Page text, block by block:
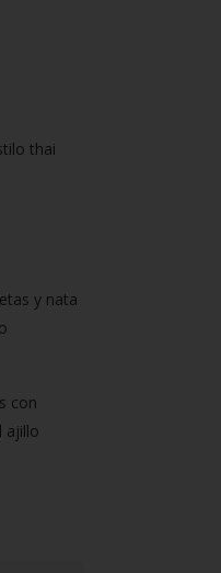
thai
y nata
con
ajillo